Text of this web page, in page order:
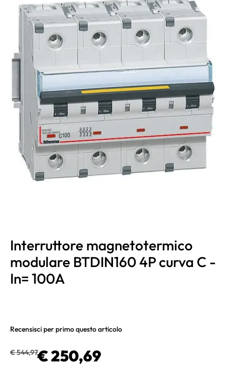
Interruttore magnetotermico
modulare BTDIN160 4P curva C -
In= 100A
Recensisci per primo questo articolo
€ 544,97€ 250,69